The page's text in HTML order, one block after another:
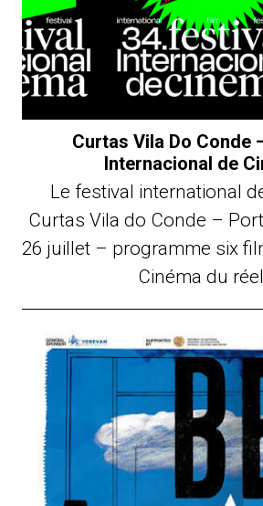
Curtas Vila Do Conde
Internacional de
Le festival international
Curtas Vila do Conde –
26 juillet – programme six
Cinéma du